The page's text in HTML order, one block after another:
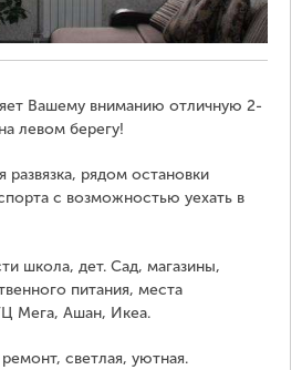
Вашему вниманию отличную 2-
левом берегу!
развязка, рядом остановки
с возможностью уехать в
школа, дет. Сад, магазины,
питания, места
Мега, Ашан, Икеа.
светлая, уютная.